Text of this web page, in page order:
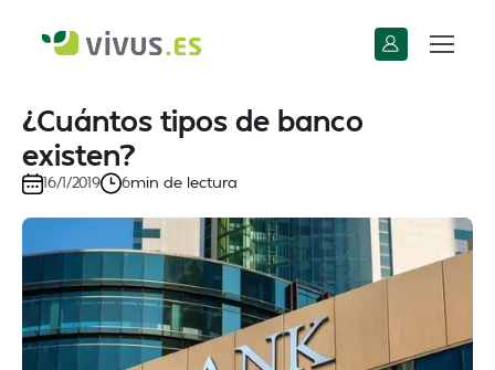
¿Cuántos tipos de banco
existen?
16/1/2019 6min de lectura